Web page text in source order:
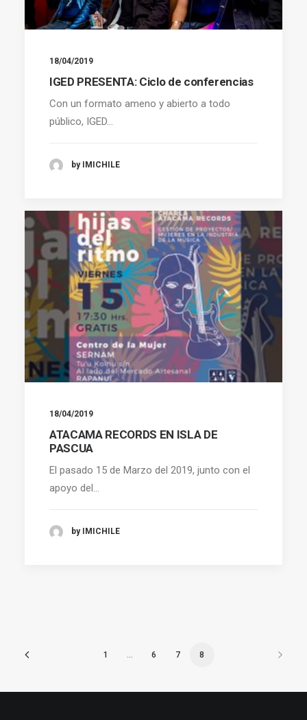
18/04/2019
IGED PRESENTA: Ciclo de conferencias
Con un formato ameno y abierto a todo
público, IGED…
by IMICHILE
18/04/2019
ATACAMA RECORDS EN ISLA DE
PASCUA
El pasado 15 de Marzo del 2019, junto con el
apoyo del…
by IMICHILE
1 6 7 8